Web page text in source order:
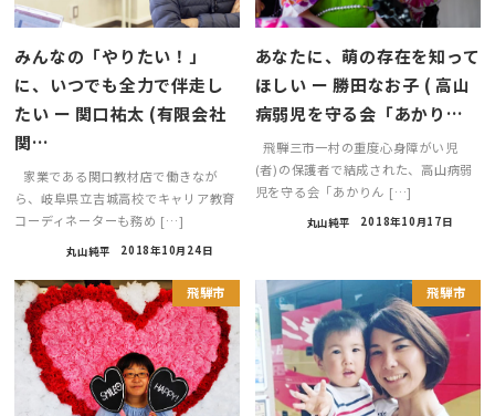
みんなの「やりたい！」
に、いつでも全力で伴走し
たい ー 関口祐太 (有限会社
関…
家業である関口教材店で働きなが
ら、岐阜県立吉城高校でキャリア教育
コーディネーターも務め […]
丸山純平 2018年10月24日
あなたに、萌の存在を知って
ほしい ー 勝田なお子 ( 高山
病弱児を守る会「あかり…
飛騨三市一村の重度心身障がい児
(者)の保護者で結成された、高山病弱
児を守る会「あかりん […]
丸山純平 2018年10月17日
飛騨市 飛騨市